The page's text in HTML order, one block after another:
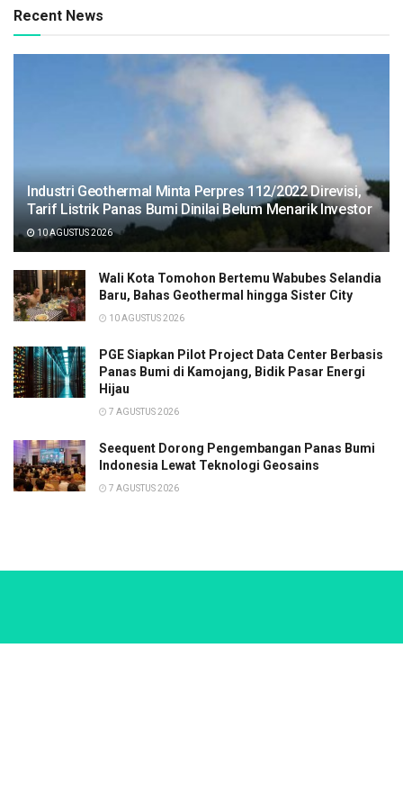
Recent News
Industri Geothermal Minta Perpres 112/2022 Direvisi,
Tarif Listrik Panas Bumi Dinilai Belum Menarik Investor
10 AGUSTUS 2026
Wali Kota Tomohon Bertemu Wabubes Selandia
Baru, Bahas Geothermal hingga Sister City
10 AGUSTUS 2026
PGE Siapkan Pilot Project Data Center Berbasis
Panas Bumi di Kamojang, Bidik Pasar Energi
Hijau
7 AGUSTUS 2026
Seequent Dorong Pengembangan Panas Bumi
Indonesia Lewat Teknologi Geosains
7 AGUSTUS 2026